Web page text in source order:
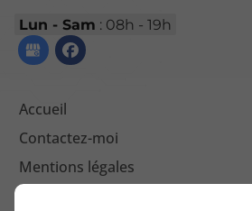
Lun - Sam : 08h - 19h
Accueil
Contactez-moi
Mentions légales